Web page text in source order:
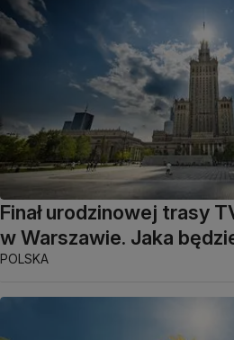
Finał urodzinowej trasy
w Warszawie. Jaka
POLSKA